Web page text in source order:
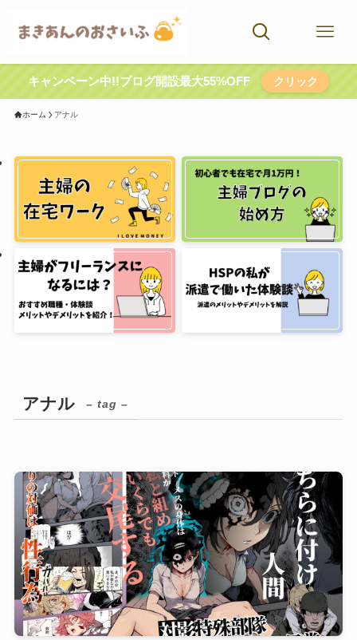
キャンペーン中!!ブログ開設最大55%OFF クリック
ホーム アナル
アナル – tag –